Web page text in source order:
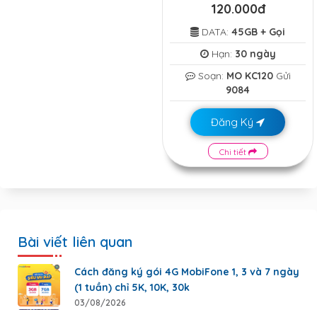
120.000đ
DATA: 45GB + Gọi
Hạn: 30 ngày
Soạn: MO KC120Gửi
9084
Đăng Ký
Chi tiết
Bài viết liên quan
Cách đăng ký gói 4G MobiFone 1, 3 và 7 ngày
(1 tuần) chỉ 5K, 10K, 30k
03/08/2026